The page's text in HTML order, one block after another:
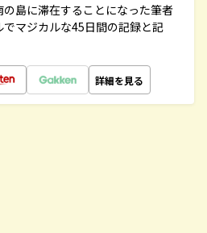
島に滞在することになった筆者
マジカルな45日間の記録と記
詳細を見る